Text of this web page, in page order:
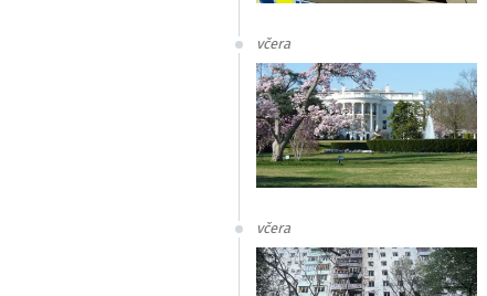
včera
včera